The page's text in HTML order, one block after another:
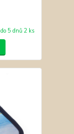
do 5 dnů 2 ks